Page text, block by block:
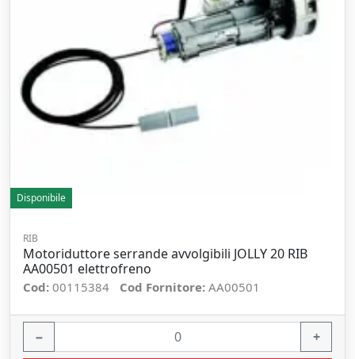
Disponibile
RIB
Motoriduttore serrande avvolgibili JOLLY 20 RIB
AA00501 elettrofreno
Cod: 00115384 Cod Fornitore: AA00501
− +